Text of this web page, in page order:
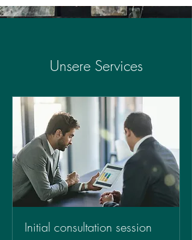
Unsere Services
Initial consultation session